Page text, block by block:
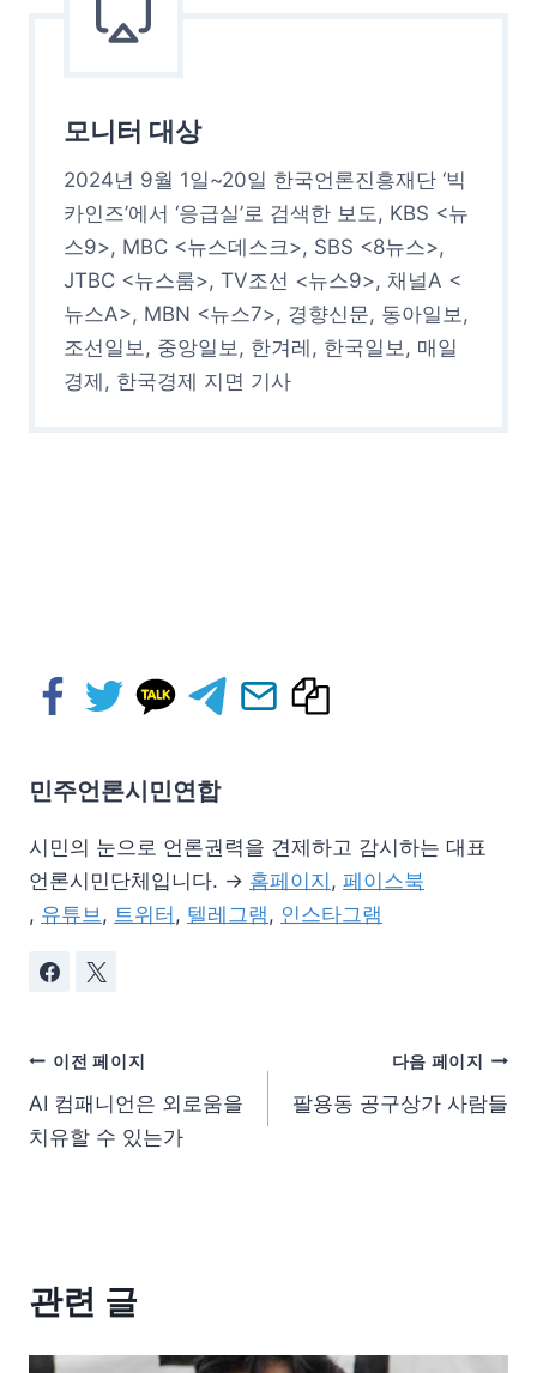
모니터 대상
2024년 9월 1일~20일 한국언론진흥재단 ‘빅
카인즈’에서 ‘응급실’로 검색한 보도, KBS <뉴
스9>, MBC <뉴스데스크>, SBS <8뉴스>,
JTBC <뉴스룸>, TV조선 <뉴스9>, 채널A <
뉴스A>, MBN <뉴스7>, 경향신문, 동아일보,
조선일보, 중앙일보, 한겨레, 한국일보, 매일
경제, 한국경제 지면 기사
민주언론시민연합
시민의 눈으로 언론권력을 견제하고 감시하는 대표
언론시민단체입니다. → 홈페이지 , 페이스북
, 유튜브, 트위터 , 텔레그램, 인스타그램
이전 페이지
AI 컴패니언은 외로움을
치유할 수 있는가
다음 페이지
팔용동 공구상가 사람들
관련 글